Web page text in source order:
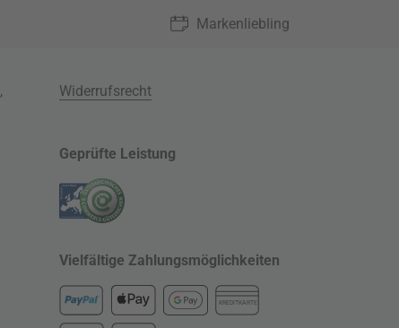
Markenliebling
,
Widerrufsrecht
Geprüfte Leistung
Vielfältige Zahlungsmöglichkeiten
KREDITKARTE